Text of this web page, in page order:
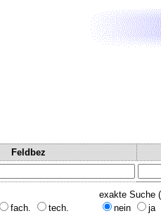
Feldbez
fach. tech.
exakte Suche
nein
ja